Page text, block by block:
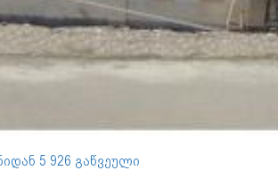
5 926 გაწვეული